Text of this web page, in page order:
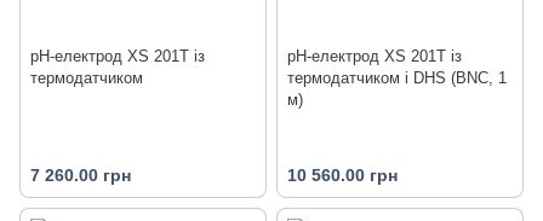
pH-електрод XS 201T із
термодатчиком
7 260.00 грн
pH-електрод XS 201T із
термодатчиком і DHS (BNC, 1
м)
10 560.00 грн